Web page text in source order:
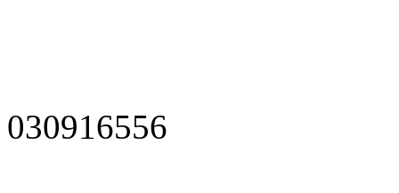
030916556